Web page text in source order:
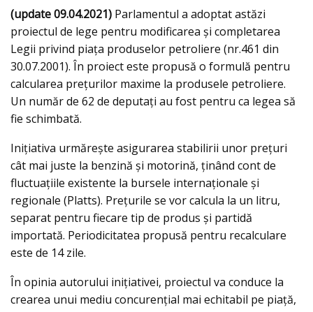
(update 09.04.2021) Parlamentul a adoptat astăzi
proiectul de lege pentru modificarea și completarea
Legii privind piața produselor petroliere (nr.461 din
30.07.2001). În proiect este propusă o formulă pentru
calcularea prețurilor maxime la produsele petroliere.
Un număr de 62 de deputaţi au fost pentru ca legea să
fie schimbată.
Inițiativa urmărește asigurarea stabilirii unor prețuri
cât mai juste la benzină și motorină, ținând cont de
fluctuațiile existente la bursele internaționale și
regionale (Platts). Prețurile se vor calcula la un litru,
separat pentru fiecare tip de produs și partidă
importată. Periodicitatea propusă pentru recalculare
este de 14 zile.
În opinia autorului inițiativei, proiectul va conduce la
crearea unui mediu concurențial mai echitabil pe piață,